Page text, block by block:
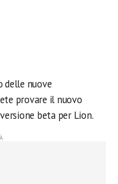
delle nuove
provare il nuovo
beta per Lion.